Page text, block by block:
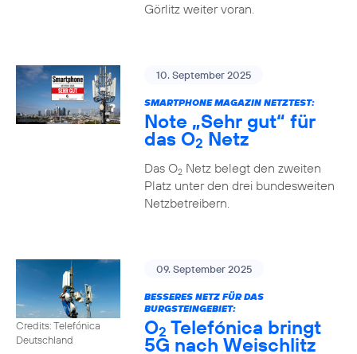
Görlitz weiter voran.
10. September 2025
SMARTPHONE MAGAZIN NETZTEST:
Note „Sehr gut“ für
das O2 Netz
Das O2Netz belegt den zweiten
Platz unter den drei bundesweiten
Netzbetreibern.
Credits: Telefónica
Deutschland
09. September 2025
BESSERES NETZ FÜR DAS
BURGSTEINGEBIET:
O2 Telefónica bringt
5G nach Weischlitz